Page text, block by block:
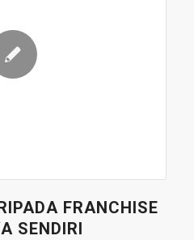
FRANCHISE
SENDIRI